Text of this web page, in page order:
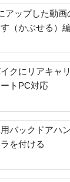
アップした動
（かぶせる）
クにリアキャ
トPC対応
バックドアハ
を付ける